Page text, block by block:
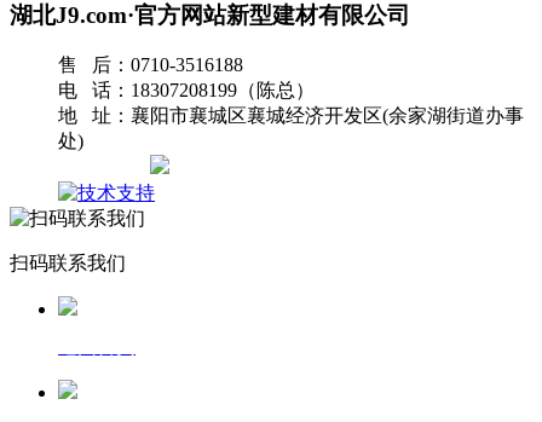
湖北J9.com·官方网站新型建材有限公司
售 后：0710-3516188
电 话：18307208199（陈总）
地 址：襄阳市襄城区襄城经济开发区(余家湖街道办事
处)
扫码联系我们